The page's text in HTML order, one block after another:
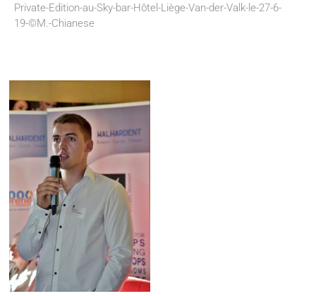
Private-Edition-au-Sky-bar-Hôtel-Liège-Van-der-Valk-le-27-6-
19-©M.-Chianese